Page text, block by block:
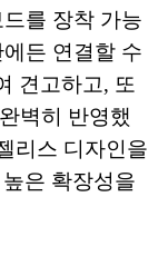
를 장착 가능
든 연결할 수
견고하고, 또
벽히 반영했
리스 디자인을
은 확장성을